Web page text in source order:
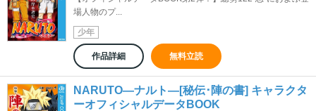
場人物のプ...
少年
作品詳細 無料立読
NARUTO―ナルト―[秘伝･陣の書] キャラクタ
ーオフィシャルデータBOOK